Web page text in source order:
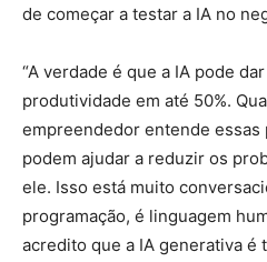
de começar a testar a IA no
“A verdade é que a IA pode
produtividade em até 50%.
empreendedor entende essas
podem ajudar a reduzir os
ele. Isso está muito
programação, é linguagem
acredito que a IA generativa é